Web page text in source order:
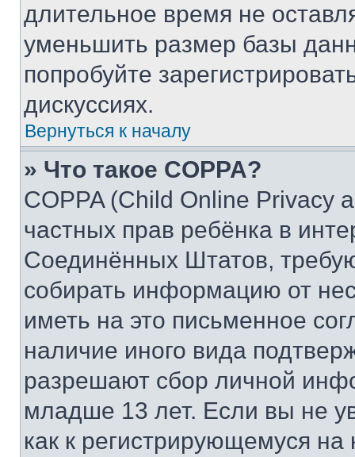
длительное время не
уменьшить размер базы
попробуйте
дискуссиях.
Вернуться к началу
» Что такое COPPA?
COPPA (Child Online Privacy
частных прав ребёнка в
Соединённых Штатов,
собирать информацию от
иметь на это письменное
наличие иного вида
разрешают сбор личной
младше 13 лет. Если вы не
как к регистрирующемуся